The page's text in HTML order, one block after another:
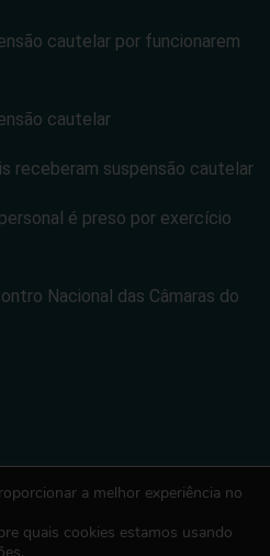
cautelar por funcionarem
cautelar
receberam suspensão cautelar
é preso por exercício
Nacional das Câmaras do
FISICA DA 14 REGIAO -
08.024.822/0001-14
a melhor experiência no
quais cookies estamos usando